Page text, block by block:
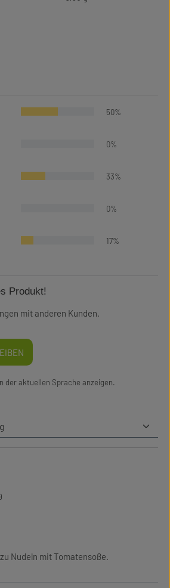
von 3.5 von 5 Sternen
50%
0%
33%
0%
17%
Produkt!
mit anderen Kunden.
der aktuellen Sprache anzeigen.
Nudeln mit Tomatensoße.